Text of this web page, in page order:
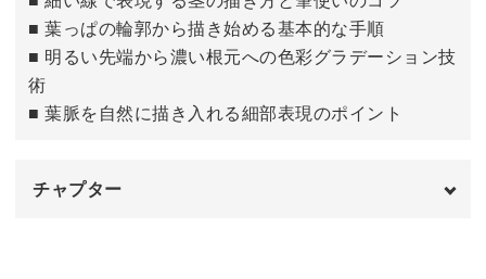
■ 葉っぱの輪郭から描き始める基本的な手順
■ 明るい先端から濃い根元への色彩グラデーション技
術
■ 葉脈を自然に描き入れる細部表現のポイント
チャプター